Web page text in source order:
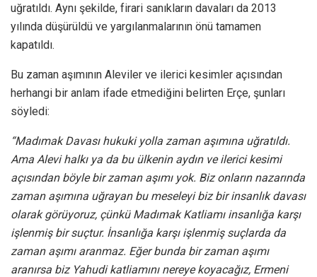
uğratıldı. Aynı şekilde, firari sanıkların davaları da 2013
yılında düşürüldü ve yargılanmalarının önü tamamen
kapatıldı.
Bu zaman aşımının Aleviler ve ilerici kesimler açısından
herhangi bir anlam ifade etmediğini belirten Erçe, şunları
söyledi:
“Madımak Davası hukuki yolla zaman aşımına uğratıldı.
Ama Alevi halkı ya da bu ülkenin aydın ve ilerici kesimi
açısından böyle bir zaman aşımı yok. Biz onların nazarında
zaman aşımına uğrayan bu meseleyi biz bir insanlık davası
olarak görüyoruz, çünkü Madımak Katliamı insanlığa karşı
işlenmiş bir suçtur. İnsanlığa karşı işlenmiş suçlarda da
zaman aşımı aranmaz. Eğer bunda bir zaman aşımı
aranırsa biz Yahudi katliamını nereye koyacağız, Ermeni